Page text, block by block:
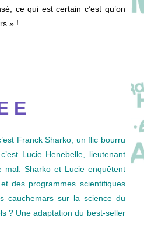
ce qui est certain c’est qu’on
» !
E
Franck Sharko, un flic bourru
Lucie Henebelle, lieutenant
mal. Sharko et Lucie enquêtent
des programmes scientifiques
cauchemars sur la science du
? Une adaptation du best-seller